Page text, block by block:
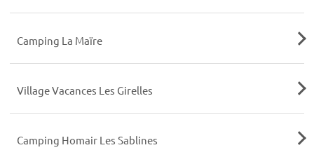
Camping La Maïre
Village Vacances Les Girelles
Camping Homair Les Sablines